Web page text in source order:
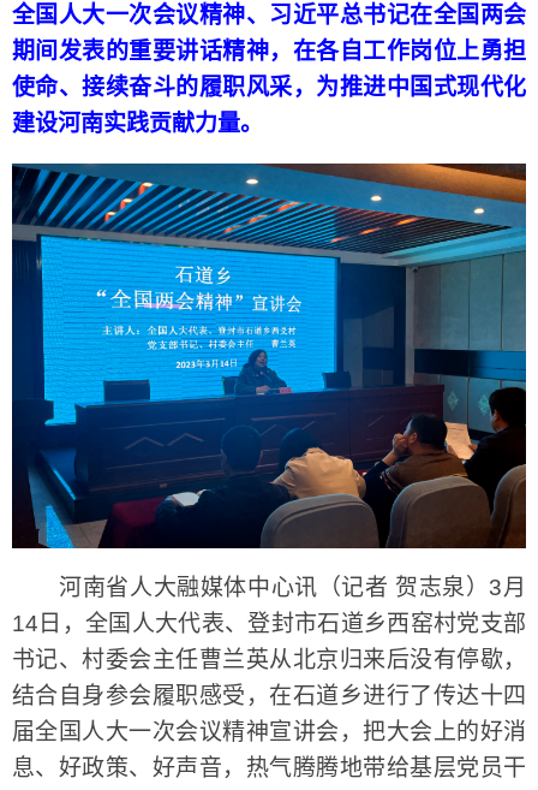
全国人大一次会议精神、习近平总书记在全国两会
期间发表的重要讲话精神，在各自工作岗位上勇担
使命、接续奋斗的履职风采，为推进中国式现代化
建设河南实践贡献力量。
河南省人大融媒体中心讯（记者 贺志泉）3月
14日，全国人大代表、登封市石道乡西窑村党支部
书记、村委会主任曹兰英从北京归来后没有停歇，
结合自身参会履职感受，在石道乡进行了传达十四
届全国人大一次会议精神宣讲会，把大会上的好消
息、好政策、好声音，热气腾腾地带给基层党员干